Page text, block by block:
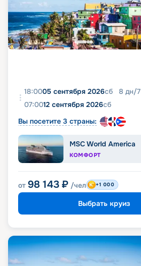
18:0005 сентября 2026сб 8 дн/7
07:0012 сентября 2026сб
Вы посетите 3 страны:
MSC World America
КОМФОРТ
от 98 143 ₽ /чел +1 000
Выбрать круиз